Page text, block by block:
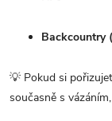
Backcountry
💡 Pokud si
současně s